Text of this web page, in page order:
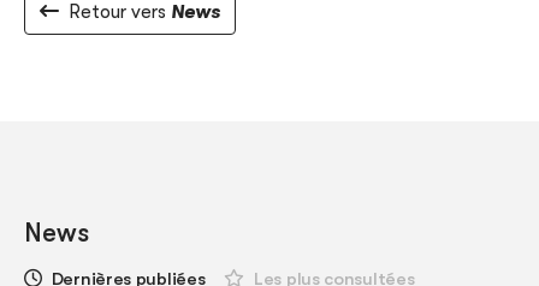
Retour vers News
News
Dernières publiées Les plus consultées